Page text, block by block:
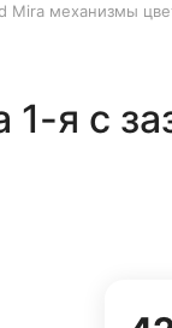
Mira механизмы
1-я с